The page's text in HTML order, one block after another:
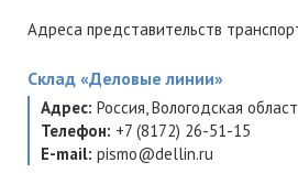
Адреса представительств
Склад «Деловые линии»
Адрес: Россия,Вологодская
Телефон: +7 (8172) 26-51-15
E-mail: pismo@dellin.ru